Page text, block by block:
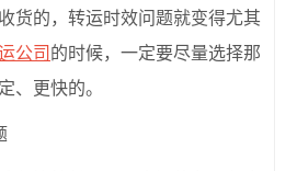
货的，转运时效问题就变得尤其
公司的时候，一定要尽量选择那
、更快的。